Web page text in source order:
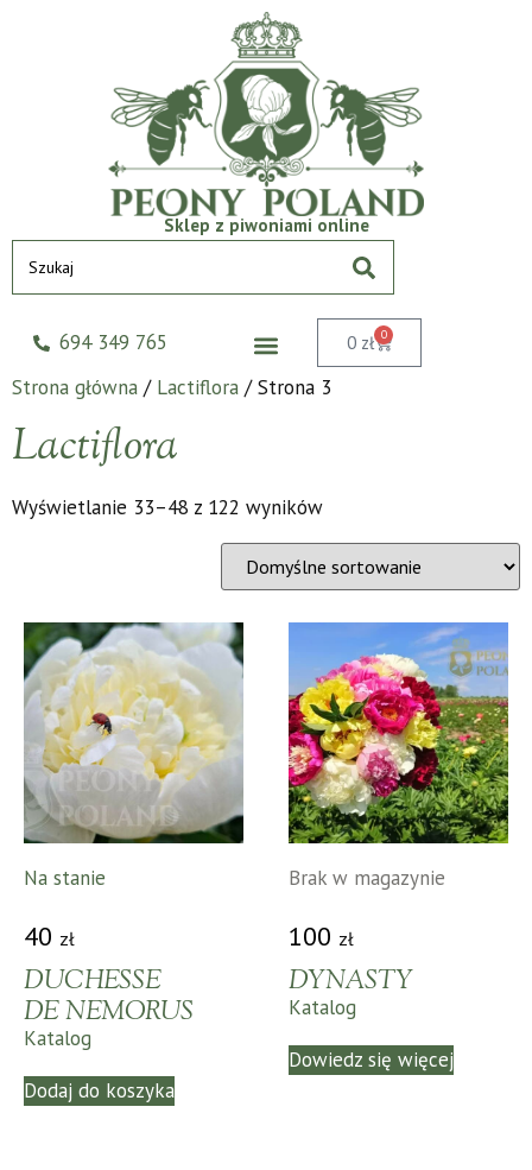
Sklep z piwoniami online
694 349 765 0 zł 0
Strona główna / Lactiflora / Strona 3
Lactiflora
Wyświetlanie 33–48 z 122 wyników
Na stanie
40 zł
DUCHESSE
DE NEMORUS
Katalog
Dodaj do koszyka
Brak w magazynie
100 zł
DYNASTY
Katalog
Dowiedz się więcej